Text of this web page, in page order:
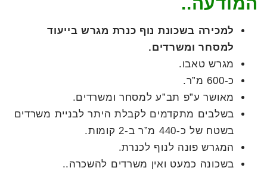
למכירה בשכונת נוף כנרת מגרש בייעוד
למסחר ומשרדים.
מגרש טאבו.
כ-600 מ”ר.
מאושר ע”פ תב”ע למסחר ומשרדים.
בשלבים מתקדמים לקבלת היתר לבניית משרדים
בשטח של כ-440 מ”ר ב-2 קומות.
המגרש פונה לנוף לכנרת.
בשכונה כמעט ואין משרדים להשכרה..